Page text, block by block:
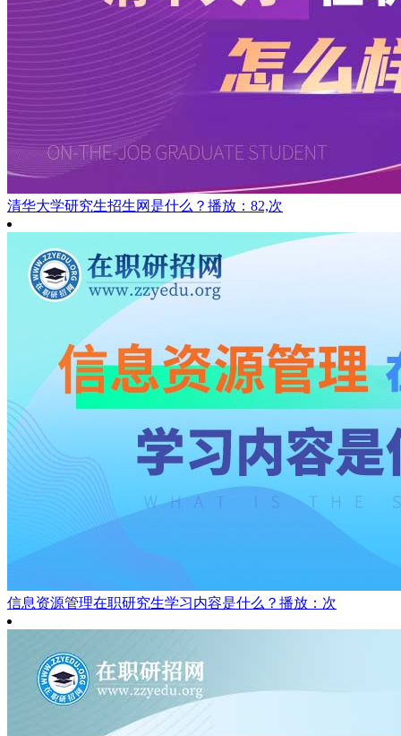
清华大学研究生招生网是什么？ 播放：82,次
信息资源管理在职研究生学习内容是什么？ 播放：次